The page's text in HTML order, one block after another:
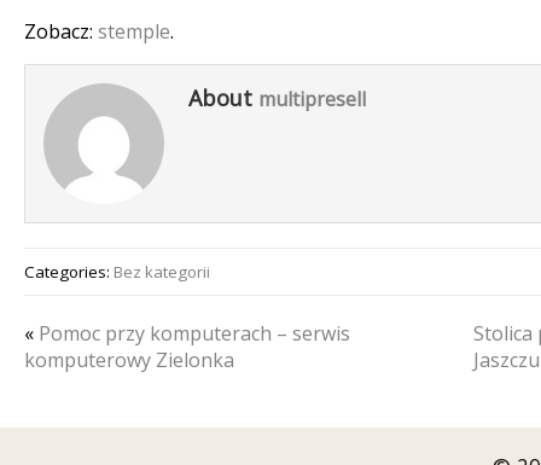
Zobacz: stemple.
About multipresell
Categories: Bez kategorii
« Pomoc przy komputerach – serwis
komputerowy Zielonka
Stolica